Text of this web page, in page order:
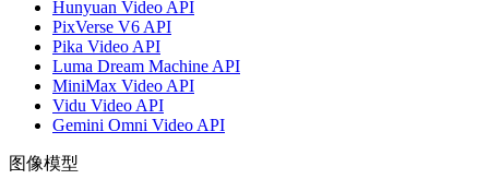
Hunyuan Video API
PixVerse V6 API
Pika Video API
Luma Dream Machine API
MiniMax Video API
Vidu Video API
Gemini Omni Video API
图像模型